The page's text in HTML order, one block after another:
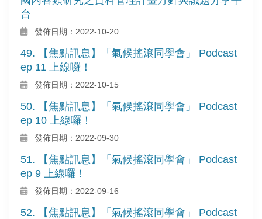
台
發佈日期：2022-10-20
49. 【焦點訊息】「氣候搖滾同學會」 Podcast
ep 11 上線囉！
發佈日期：2022-10-15
50. 【焦點訊息】「氣候搖滾同學會」 Podcast
ep 10 上線囉！
發佈日期：2022-09-30
51. 【焦點訊息】「氣候搖滾同學會」 Podcast
ep 9 上線囉！
發佈日期：2022-09-16
52. 【焦點訊息】「氣候搖滾同學會」 Podcast